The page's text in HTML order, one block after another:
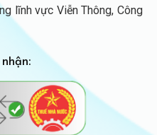
lĩnh vực Viễn Thông, Công